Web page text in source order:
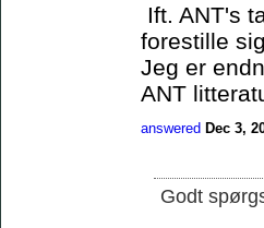
Ift. ANT's
forestille
Jeg er
ANT
answered Dec 3,
Godt